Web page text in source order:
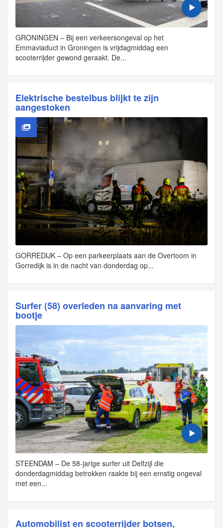
GRONINGEN – Bij een verkeersongeval op het
Emmaviaduct in Groningen is vrijdagmiddag een
scooterrijder gewond geraakt. De...
Elektrische bestelbus blijkt te zijn
aangestoken
GORREDIJK – Op een parkeerplaats aan de Overtoom in
Gorredijk is in de nacht van donderdag op...
Surfer (58) overleden na aanvaring met
bootje
STEENDAM – De 58-jarige surfer uit Delfzijl die
donderdagmiddag betrokken raakte bij een ernstig ongeval
met een...
Automobilist en scooterrijder botsen,